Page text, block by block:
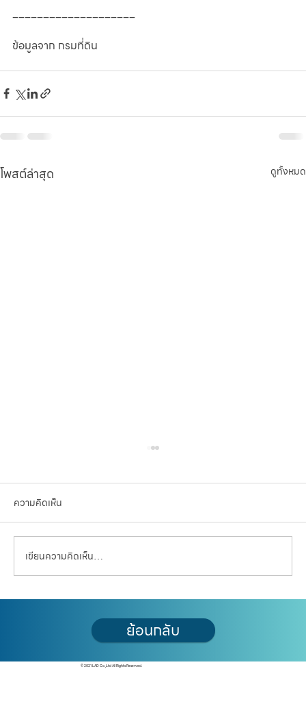
ข้อมูลจาก กรมที่ดิน
โพสต์ล่าสุด ดูทั้งหมด
"พลังงานสะอาด" กำลังเปลี่ยนอนาคตผังเมือง
ความคิดเห็น
เขียนความคิดเห็น…
ย้อนกลับ
© 2021 LAD Co.,Ltd All Rights Reserved.